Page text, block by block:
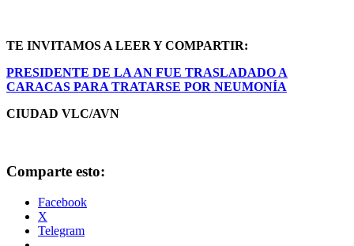
TE INVITAMOS A LEER Y COMPARTIR:
PRESIDENTE DE LA AN FUE TRASLADADO A
CARACAS PARA TRATARSE POR NEUMONÍA
CIUDAD VLC/AVN
Comparte esto:
Facebook
X
Telegram